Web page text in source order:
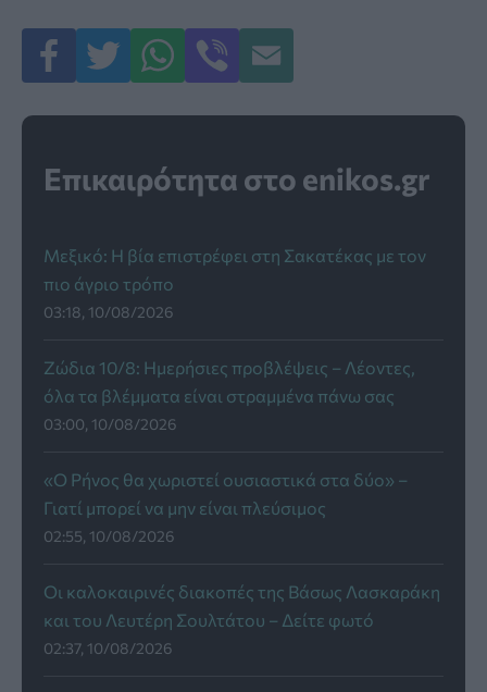
Επικαιρότητα στο enikos.gr
Μεξικό: Η βία επιστρέφει στη Σακατέκας με τον
πιο άγριο τρόπο
03:18, 10/08/2026
Ζώδια 10/8: Ημερήσιες προβλέψεις – Λέοντες,
όλα τα βλέμματα είναι στραμμένα πάνω σας
03:00, 10/08/2026
«Ο Ρήνος θα χωριστεί ουσιαστικά στα δύο» –
Γιατί μπορεί να μην είναι πλεύσιμος
02:55, 10/08/2026
Οι καλοκαιρινές διακοπές της Βάσως Λασκαράκη
και του Λευτέρη Σουλτάτου – Δείτε φωτό
02:37, 10/08/2026